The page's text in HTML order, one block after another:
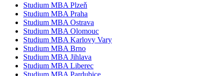
Studium MBA Plzeň
Studium MBA Praha
Studium MBA Ostrava
Studium MBA Olomouc
Studium MBA Karlovy Vary
Studium MBA Brno
Studium MBA Jihlava
Studium MBA Liberec
Studium MBA Pardubice